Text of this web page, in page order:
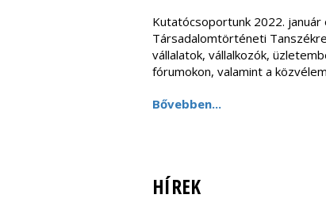
Kutatócsoportunk 2022.
Társadalomtörténeti
vállalatok, vállalkozók,
fórumokon, valamint a
Bővebben...
HÍREK